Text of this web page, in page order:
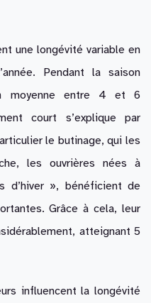
une longévité variable en
Pendant la saison
moyenne entre 4 et 6
court s’explique par
le butinage, qui les
les ouvrières nées à
d’hiver », bénéficient de
Grâce à cela, leur
atteignant 5
influencent la longévité